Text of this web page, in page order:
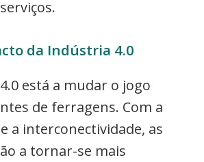
da Indústria 4.0
está a mudar o jogo
de ferragens. Com a
a interconectividade, as
a tornar-se mais